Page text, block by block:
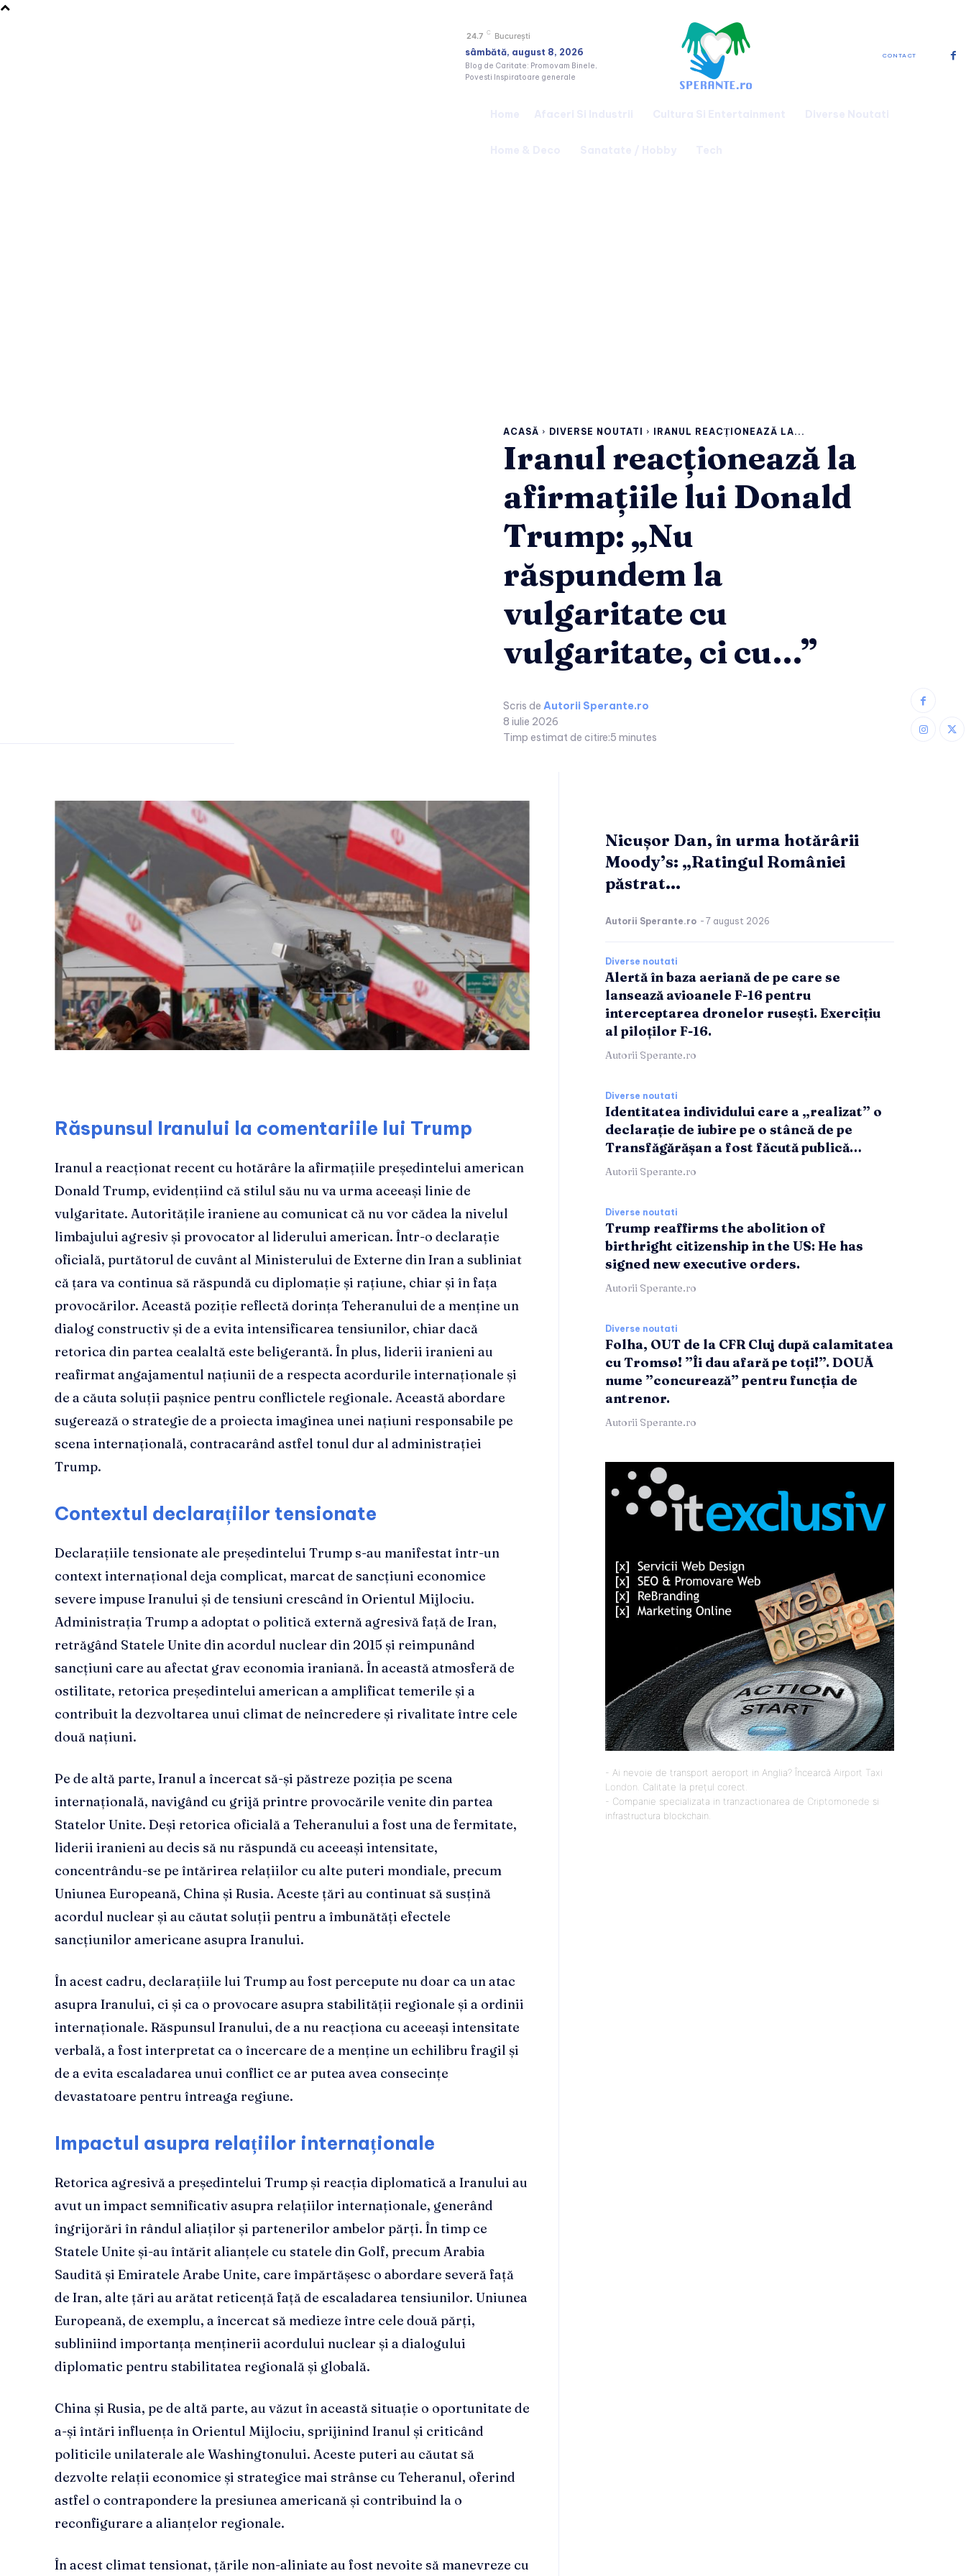
24.7 C București
sâmbătă, august 8, 2026
Blog de Caritate: Promovam Binele,
Povesti Inspiratoare generale
CONTACT
ACASĂ DIVERSE NOUTATI IRANUL REACȚIONEAZĂ LA...
Iranul reacționează la
afirmațiile lui Donald
Trump: „Nu
răspundem la
vulgaritate cu
vulgaritate, ci cu…”
Scris de Autorii Sperante.ro
8 iulie 2026
Timp estimat de citire:5 minutes
Răspunsul Iranului la comentariile lui Trump
Iranul a reacționat recent cu hotărâre la afirmațiile președintelui american
Donald Trump, evidențiind că stilul său nu va urma aceeași linie de
vulgaritate. Autoritățile iraniene au comunicat că nu vor cădea la nivelul
limbajului agresiv și provocator al liderului american. Într-o declarație
oficială, purtătorul de cuvânt al Ministerului de Externe din Iran a subliniat
că țara va continua să răspundă cu diplomație și rațiune, chiar și în fața
provocărilor. Această poziție reflectă dorința Teheranului de a menține un
dialog constructiv și de a evita intensificarea tensiunilor, chiar dacă
retorica din partea cealaltă este beligerantă. În plus, liderii iranieni au
reafirmat angajamentul națiunii de a respecta acordurile internaționale și
de a căuta soluții pașnice pentru conflictele regionale. Această abordare
sugerează o strategie de a proiecta imaginea unei națiuni responsabile pe
scena internațională, contracarând astfel tonul dur al administrației
Trump.
Contextul declarațiilor tensionate
Declarațiile tensionate ale președintelui Trump s-au manifestat într-un
context internațional deja complicat, marcat de sancțiuni economice
severe impuse Iranului și de tensiuni crescând în Orientul Mijlociu.
Administrația Trump a adoptat o politică externă agresivă față de Iran,
retrăgând Statele Unite din acordul nuclear din 2015 și reimpunând
sancțiuni care au afectat grav economia iraniană. În această atmosferă de
ostilitate, retorica președintelui american a amplificat temerile și a
contribuit la dezvoltarea unui climat de neîncredere și rivalitate între cele
două națiuni.
Pe de altă parte, Iranul a încercat să-și păstreze poziția pe scena
internațională, navigând cu grijă printre provocările venite din partea
Statelor Unite. Deși retorica oficială a Teheranului a fost una de fermitate,
liderii iranieni au decis să nu răspundă cu aceeași intensitate,
concentrându-se pe întărirea relațiilor cu alte puteri mondiale, precum
Uniunea Europeană, China și Rusia. Aceste țări au continuat să susțină
acordul nuclear și au căutat soluții pentru a îmbunătăți efectele
sancțiunilor americane asupra Iranului.
În acest cadru, declarațiile lui Trump au fost percepute nu doar ca un atac
asupra Iranului, ci și ca o provocare asupra stabilității regionale și a ordinii
internaționale. Răspunsul Iranului, de a nu reacționa cu aceeași intensitate
verbală, a fost interpretat ca o încercare de a menține un echilibru fragil și
de a evita escaladarea unui conflict ce ar putea avea consecințe
devastatoare pentru întreaga regiune.
Impactul asupra relațiilor internaționale
Retorica agresivă a președintelui Trump și reacția diplomatică a Iranului au
avut un impact semnificativ asupra relațiilor internaționale, generând
îngrijorări în rândul aliaților și partenerilor ambelor părți. În timp ce
Statele Unite și-au întărit alianțele cu statele din Golf, precum Arabia
Saudită și Emiratele Arabe Unite, care împărtășesc o abordare severă față
de Iran, alte țări au arătat reticență față de escaladarea tensiunilor. Uniunea
Europeană, de exemplu, a încercat să medieze între cele două părți,
subliniind importanța menținerii acordului nuclear și a dialogului
diplomatic pentru stabilitatea regională și globală.
China și Rusia, pe de altă parte, au văzut în această situație o oportunitate de
a-și întări influența în Orientul Mijlociu, sprijinind Iranul și criticând
politicile unilaterale ale Washingtonului. Aceste puteri au căutat să
dezvolte relații economice și strategice mai strânse cu Teheranul, oferind
astfel o contrapondere la presiunea americană și contribuind la o
reconfigurare a alianțelor regionale.
În acest climat tensionat, țările non-aliniate au fost nevoite să manevreze cu
Nicușor Dan, în urma hotărârii
Moody’s: „Ratingul României
păstrat...
Autorii Sperante.ro - 7 august 2026
Diverse noutati
Alertă în baza aeriană de pe care se
lansează avioanele F-16 pentru
interceptarea dronelor rusești. Exercițiu
al piloților F-16.
Autorii Sperante.ro
Diverse noutati
Identitatea individului care a „realizat” o
declarație de iubire pe o stâncă de pe
Transfăgărășan a fost făcută publică…
Autorii Sperante.ro
Diverse noutati
Trump reaffirms the abolition of
birthright citizenship in the US: He has
signed new executive orders.
Autorii Sperante.ro
Diverse noutati
Folha, OUT de la CFR Cluj după calamitatea
cu Tromsø! ”Îi dau afară pe toți!”. DOUĂ
nume ”concurează” pentru funcția de
antrenor.
Autorii Sperante.ro
- Ai nevoie de transport aeroport in Anglia? Încearcă Airport Taxi
London . Calitate la prețul corect.
- Companie specializata in tranzactionarea de Criptomonede si
infrastructura blockchain.